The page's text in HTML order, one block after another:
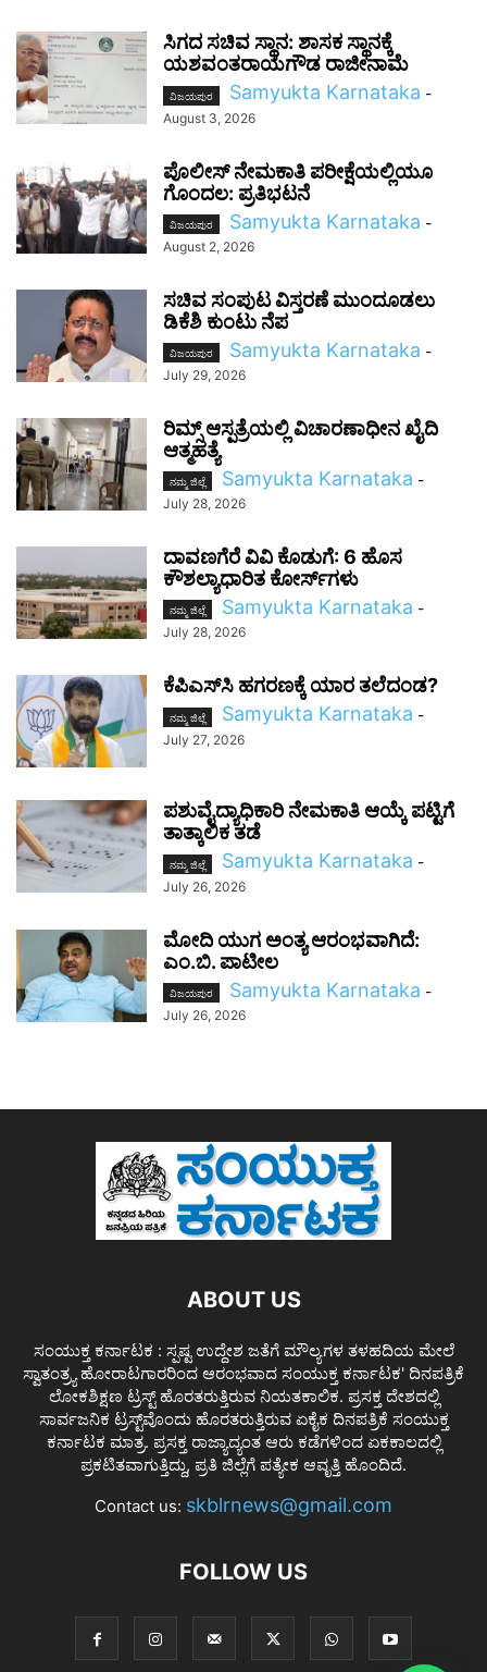
ಸಿಗದ ಸಚಿವ ಸ್ಥಾನ: ಶಾಸಕ ಸ್ಥಾನಕ್ಕೆ
ಯಶವಂತರಾಯಗೌಡ ರಾಜೀನಾಮೆ
ವಿಜಯಪುರ Samyukta Karnataka -
August 3, 2026
ಪೊಲೀಸ್ ನೇಮಕಾತಿ ಪರೀಕ್ಷೆಯಲ್ಲಿಯೂ
ಗೊಂದಲ: ಪ್ರತಿಭಟನೆ
ವಿಜಯಪುರ Samyukta Karnataka -
August 2, 2026
ಸಚಿವ ಸಂಪುಟ ವಿಸ್ತರಣೆ ಮುಂದೂಡಲು
ಡಿಕೆಶಿ ಕುಂಟು ನೆಪ
ವಿಜಯಪುರ Samyukta Karnataka -
July 29, 2026
ರಿಮ್ಸ್ ಆಸ್ಪತ್ರೆಯಲ್ಲಿ ವಿಚಾರಣಾಧೀನ ಖೈದಿ
ಆತ್ಮಹತ್ಯೆ
ನಮ್ಮ ಜಿಲ್ಲೆ Samyukta Karnataka -
July 28, 2026
ದಾವಣಗೆರೆ ವಿವಿ ಕೊಡುಗೆ: 6 ಹೊಸ
ಕೌಶಲ್ಯಾಧಾರಿತ ಕೋರ್ಸ್‌ಗಳು
ನಮ್ಮ ಜಿಲ್ಲೆ Samyukta Karnataka -
July 28, 2026
ಕೆಪಿಎಸ್‌ಸಿ ಹಗರಣಕ್ಕೆ ಯಾರ ತಲೆದಂಡ?
ನಮ್ಮ ಜಿಲ್ಲೆ Samyukta Karnataka -
July 27, 2026
ಪಶುವೈದ್ಯಾಧಿಕಾರಿ ನೇಮಕಾತಿ ಆಯ್ಕೆ ಪಟ್ಟಿಗೆ
ತಾತ್ಕಾಲಿಕ ತಡೆ
ನಮ್ಮ ಜಿಲ್ಲೆ Samyukta Karnataka -
July 26, 2026
ಮೋದಿ ಯುಗ ಅಂತ್ಯ ಆರಂಭವಾಗಿದೆ:
ಎಂ.ಬಿ. ಪಾಟೀಲ
ವಿಜಯಪುರ Samyukta Karnataka -
July 26, 2026
ABOUT US
ಸಂಯುಕ್ತ ಕರ್ನಾಟಕ : ಸ್ಪಷ್ಟ ಉದ್ದೇಶ ಜತೆಗೆ ಮೌಲ್ಯಗಳ ತಳಹದಿಯ ಮೇಲೆ
ಸ್ವಾತಂತ್ರ್ಯ ಹೋರಾಟಗಾರರಿಂದ ಆರಂಭವಾದ ಸಂಯುಕ್ತ ಕರ್ನಾಟಕ' ದಿನಪತ್ರಿಕೆ
ಲೋಕಶಿಕ್ಷಣ ಟ್ರಸ್ಟ್ ಹೊರತರುತ್ತಿರುವ ನಿಯತಕಾಲಿಕ. ಪ್ರಸಕ್ತ ದೇಶದಲ್ಲಿ
ಸಾರ್ವಜನಿಕ ಟ್ರಸ್ಟ್‌ವೊಂದು ಹೊರತರುತ್ತಿರುವ ಏಕೈಕ ದಿನಪತ್ರಿಕೆ ಸಂಯುಕ್ತ
ಕರ್ನಾಟಕ ಮಾತ್ರ. ಪ್ರಸಕ್ತ ರಾಜ್ಯಾದ್ಯಂತ ಆರು ಕಡೆಗಳಿಂದ ಏಕಕಾಲದಲ್ಲಿ
ಪ್ರಕಟಿತವಾಗುತ್ತಿದ್ದು, ಪ್ರತಿ ಜಿಲ್ಲೆಗೆ ಪತ್ಯೇಕ ಆವೃತ್ತಿ ಹೊಂದಿದೆ.
Contact us: skblrnews@gmail.com
FOLLOW US